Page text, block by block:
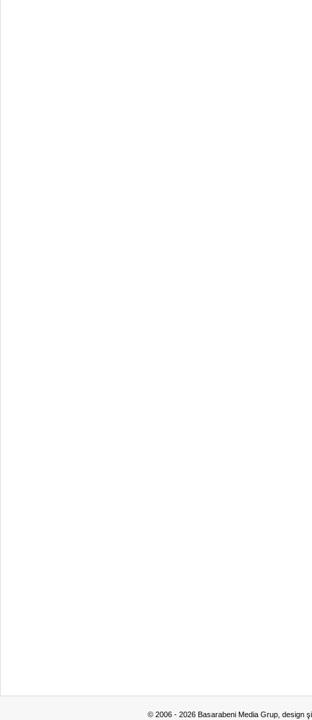
© 2006 - 2026 Basarabeni Media Grup, design